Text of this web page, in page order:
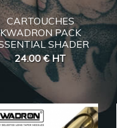
CARTOUCHES
KWADRON PACK
SHADER
24.00 €HT